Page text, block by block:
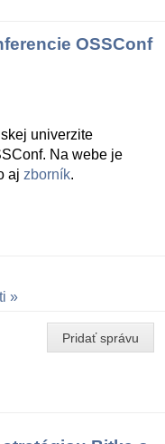
OSSConf
univerzite
Na webe je
aj zborník.
Pridať správu